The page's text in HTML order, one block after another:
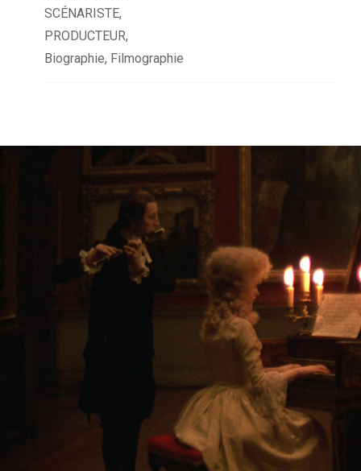
SCÉNARISTE,
PRODUCTEUR,
Biographie, Filmographie